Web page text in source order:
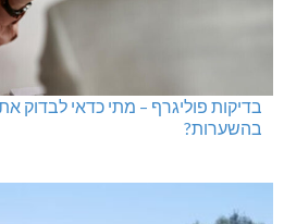
בדיקות פוליגרף – מתי כדאי לבדוק
בהשערות?